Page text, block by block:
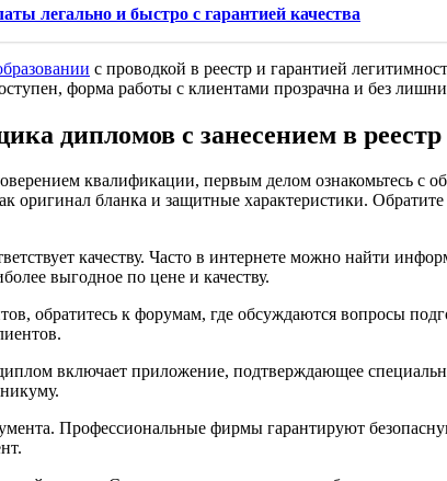
легально и быстро с гарантией качества
с проводкой в реестр и гарантией
форма работы с клиентами прозрачна и без
дипломов с занесением в реестр
квалификации, первым делом ознакомьтесь с
оригинал бланка и защитные характеристики.
качеству. Часто в интернете можно найти
выгодное по цене и качеству.
обратитесь к форумам, где обсуждаются вопросы
включает приложение, подтверждающее
Профессиональные фирмы гарантируют